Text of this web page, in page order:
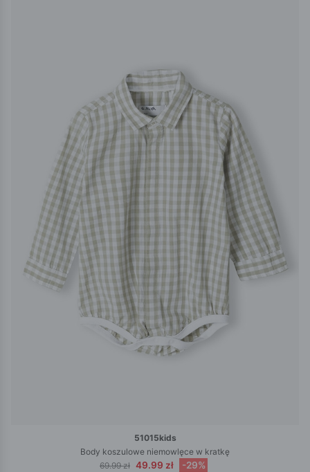
51015kids
Body koszulowe niemowlęce w kratkę
69.99 zł 49.99 zł -29%